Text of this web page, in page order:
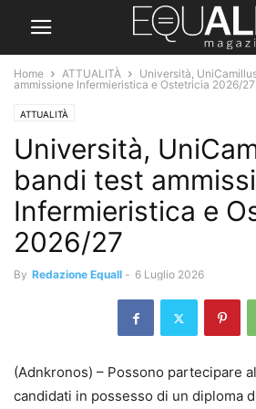
Home ATTUALITÀ
Università,
ammissione Infermieristica e Ostetricia 2026/27
ATTUALITÀ
Università,
bandi test
Infermieristica e
2026/27
By Redazione Equall - 6 Luglio 2026
(Adnkronos) – Possono partecipare
candidati in possesso di un diploma